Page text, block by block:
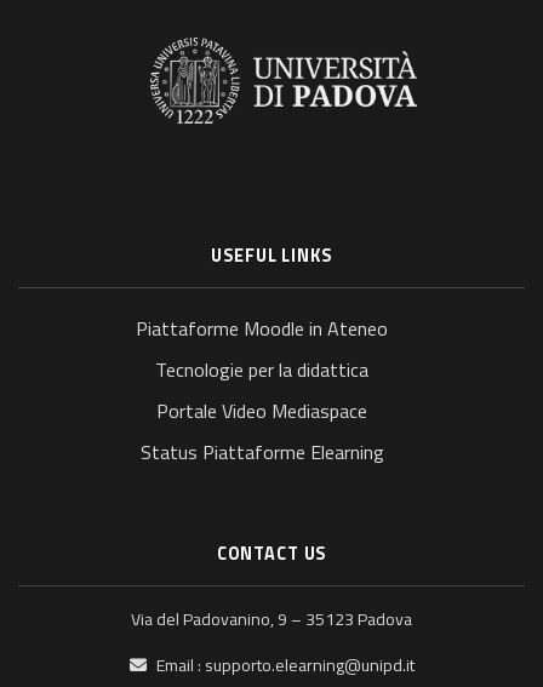
USEFUL LINKS
Piattaforme Moodle in Ateneo
Tecnologie per la didattica
Portale Video Mediaspace
Status Piattaforme Elearning
CONTACT US
Via del Padovanino, 9 – 35123 Padova
Email : supporto.elearning@unipd.it